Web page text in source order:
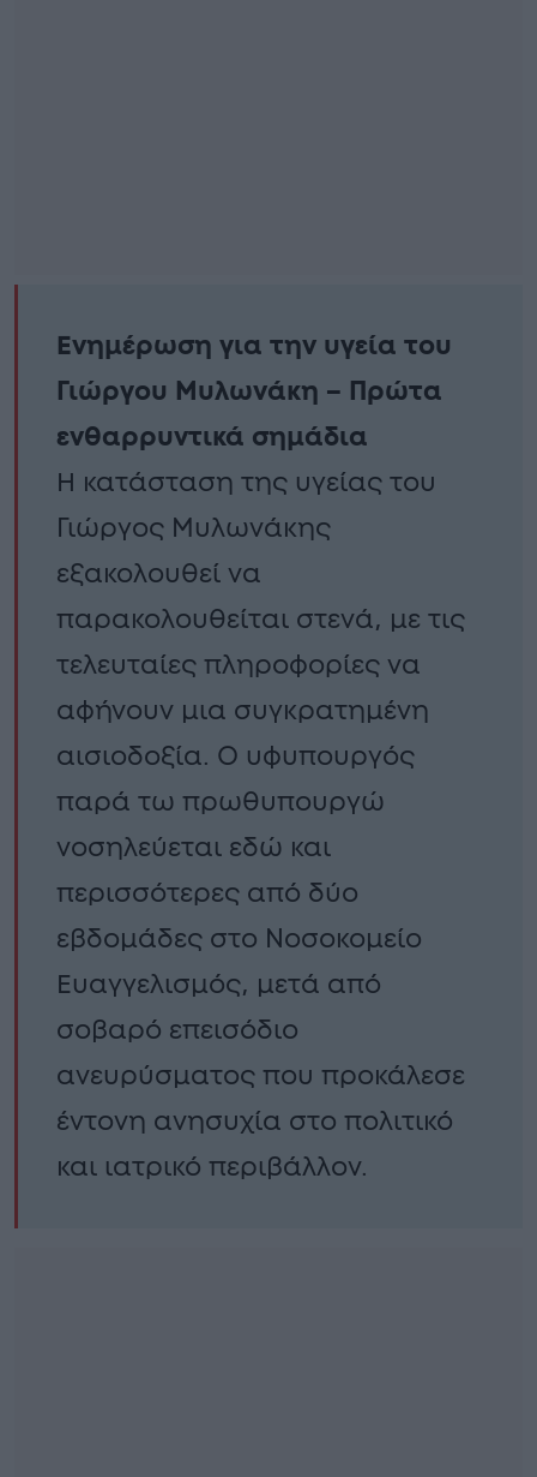
Ενημέρωση για την υγεία του
Γιώργου Μυλωνάκη – Πρώτα
ενθαρρυντικά σημάδια
Η κατάσταση της υγείας του
Γιώργος Μυλωνάκης
εξακολουθεί να
παρακολουθείται στενά, με τις
τελευταίες πληροφορίες να
αφήνουν μια συγκρατημένη
αισιοδοξία. Ο υφυπουργός
παρά τω πρωθυπουργώ
νοσηλεύεται εδώ και
περισσότερες από δύο
εβδομάδες στο Νοσοκομείο
Ευαγγελισμός, μετά από
σοβαρό επεισόδιο
ανευρύσματος που προκάλεσε
έντονη ανησυχία στο πολιτικό
και ιατρικό περιβάλλον.